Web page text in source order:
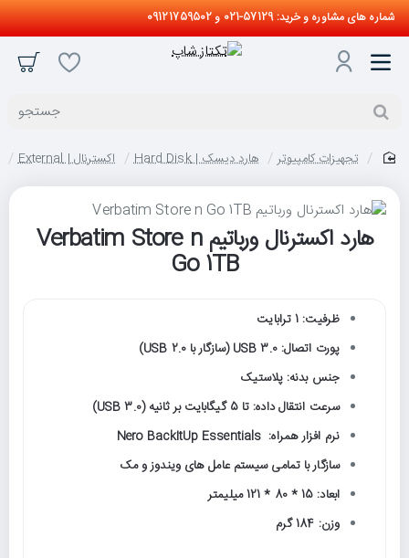
شماره های مشاوره و خرید: 57129-021 و 09121759502
جستجو
تجهیزات کامپیوتر هارد دیسک | Hard Disk اکسترنال | External
هارد اکسترنال ورباتیم Verbatim Store n
Go 1TB
ظرفیت: 1 ترابایت
پورت اتصال: USB 3.0 (سازگار با USB 2.0)
جنس بدنه: پلاستیک
سرعت انتقال داده: تا 5 گیگابایت بر ثانیه (USB 3.0)
نرم افزار همراه: Nero BackItUp Essentials
سازگار با تمامی سیستم عامل های ویندوز و مک
ابعاد: 15 * 80 * 121 میلیمتر
وزن: 184 گرم